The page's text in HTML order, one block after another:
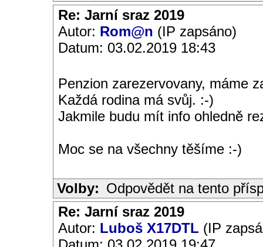
Re: Jarní sraz 2019
Autor: Rom@n (IP zapsáno)
Datum: 03.02.2019 18:43
Penzion zarezervovany, máme
Každá rodina má svůj. :-)
Jakmile budu mít info ohledně
Moc se na všechny těšíme :-)
Volby: Odpovědět na tento
Re: Jarní sraz 2019
Autor: Luboš X17DTL (IP